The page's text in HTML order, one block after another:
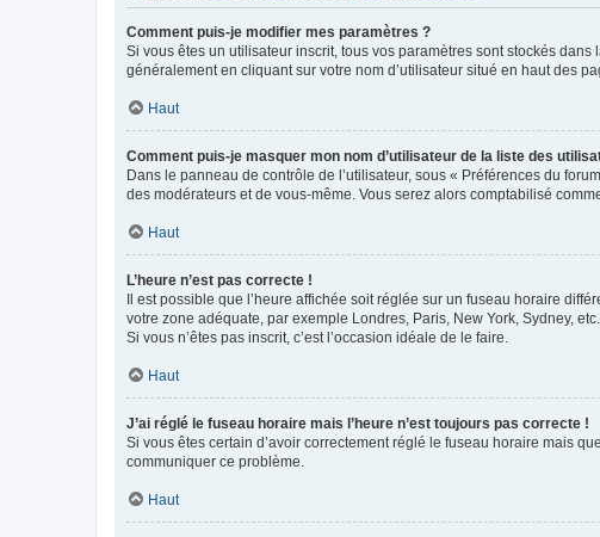
Comment puis-je modifier mes paramètres ?
Si vous êtes un utilisateur inscrit, tous vos paramètres sont stockés
généralement en cliquant sur votre nom d’utilisateur situé en haut des
Haut
Comment puis-je masquer mon nom d’utilisateur de la liste des
Dans le panneau de contrôle de l’utilisateur, sous « Préférences du
des modérateurs et de vous-même. Vous serez alors comptabilisé
Haut
L’heure n’est pas correcte !
Il est possible que l’heure affichée soit réglée sur un fuseau horaire
votre zone adéquate, par exemple Londres, Paris, New York, Sydney,
Si vous n’êtes pas inscrit, c’est l’occasion idéale de le faire.
Haut
J’ai réglé le fuseau horaire mais l’heure n’est toujours pas correcte !
Si vous êtes certain d’avoir correctement réglé le fuseau horaire mais
communiquer ce problème.
Haut